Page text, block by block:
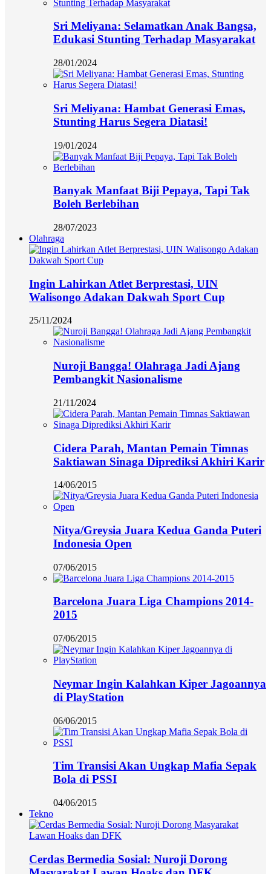
Sri Meliyana: Selamatkan Anak Bangsa,
Edukasi Stunting Terhadap Masyarakat
28/01/2024
Sri Meliyana: Hambat Generasi Emas,
Stunting Harus Segera Diatasi!
19/01/2024
Banyak Manfaat Biji Pepaya, Tapi Tak
Boleh Berlebihan
28/07/2023
Olahraga
Ingin Lahirkan Atlet Berprestasi, UIN
Walisongo Adakan Dakwah Sport Cup
25/11/2024
Nuroji Bangga! Olahraga Jadi Ajang
Pembangkit Nasionalisme
21/11/2024
Cidera Parah, Mantan Pemain Timnas
Saktiawan Sinaga Diprediksi Akhiri Karir
14/06/2015
Nitya/Greysia Juara Kedua Ganda Puteri
Indonesia Open
07/06/2015
Barcelona Juara Liga Champions 2014-
2015
07/06/2015
Neymar Ingin Kalahkan Kiper Jagoannya
di PlayStation
06/06/2015
Tim Transisi Akan Ungkap Mafia Sepak
Bola di PSSI
04/06/2015
Tekno
Cerdas Bermedia Sosial: Nuroji Dorong